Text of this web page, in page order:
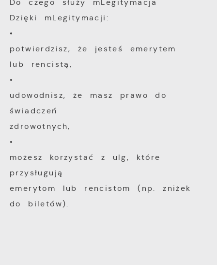
Do czego służy mLegitymacja
Dzięki mLegitymacji:
•
potwierdzisz, że jesteś emerytem
lub rencistą,
•
udowodnisz, że masz prawo do
świadczeń
zdrowotnych,
•
możesz korzystać z ulg, które
przysługują
emerytom lub rencistom (np. zniżek
do biletów).